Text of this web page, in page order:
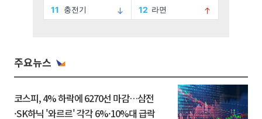
주요뉴스
코스피, 4% 하락에 6270선 마감…삼전
·SK하닉 '와르르' 각각 6%·10%대 급락